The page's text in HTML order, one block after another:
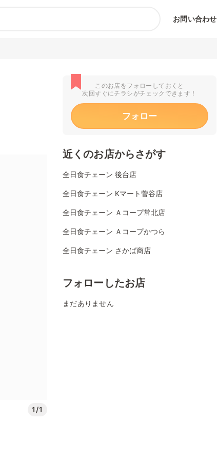
お問い合わせ
1/1
このお店をフォローしておくと
次回すぐにチラシがチェックできます！
フォロー
近くのお店からさがす
全日食チェーン 後台店
全日食チェーン Kマート菅谷店
全日食チェーン Ａコープ常北店
全日食チェーン Ａコープかつら
全日食チェーン さかば商店
フォローしたお店
まだありません